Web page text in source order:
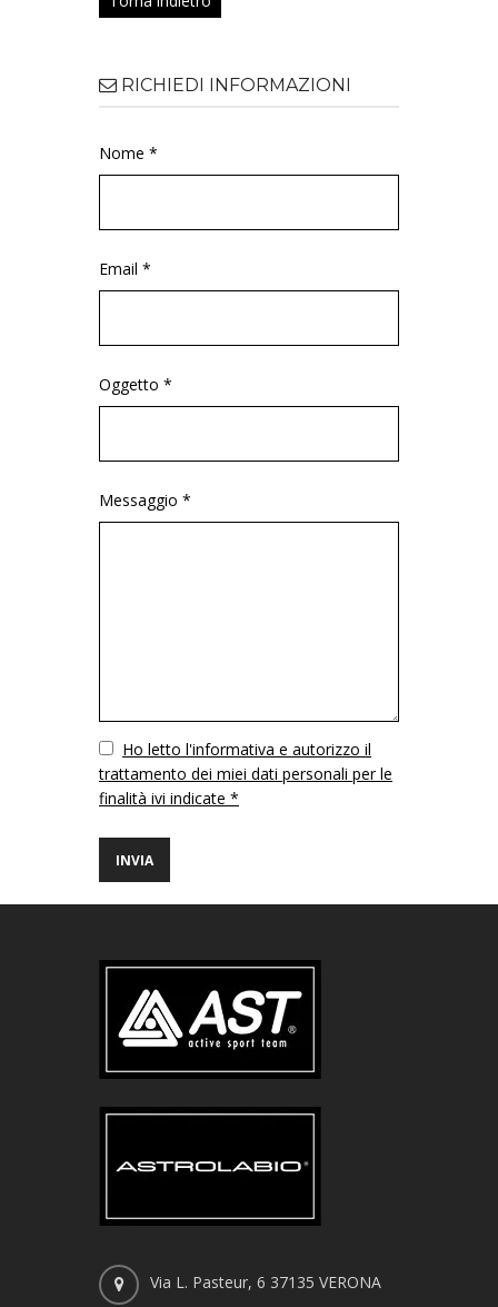
RICHIEDI INFORMAZIONI
Nome *
Email *
Oggetto *
Messaggio *
VuotoHo letto l'informativa e autorizzo il
trattamento dei miei dati personali per le
finalità ivi indicate *
Via L. Pasteur, 6 37135 VERONA